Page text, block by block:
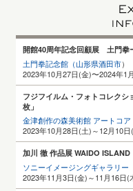
開館40周年記念回顧展 土門拳
土門拳記念館（山形県酒田市）
2023年10月27日(金)〜2024年1
フジフイルム・フォトコレクシ
枚」
金津創作の森美術館 アートコア
2023年10月28日(土)～12月10日
加川 徹 作品展 WAIDO
ソニーイメージングギャラリー
2023年11月3日(金)～11月16日(